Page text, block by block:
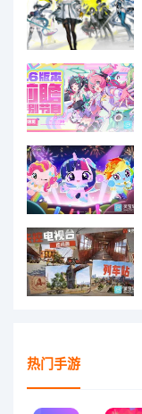
热门手游